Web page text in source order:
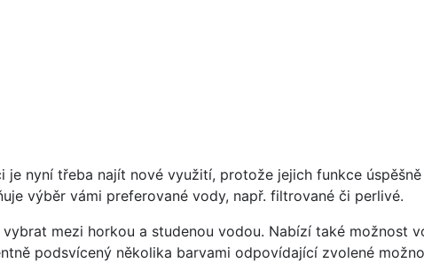
nyní třeba najít nové využití, protože jejich funkce
výběr vámi preferované vody, např. filtrované či perlivé.
vybrat mezi horkou a studenou vodou. Nabízí také možnost
podsvícený několika barvami odpovídající zvolené